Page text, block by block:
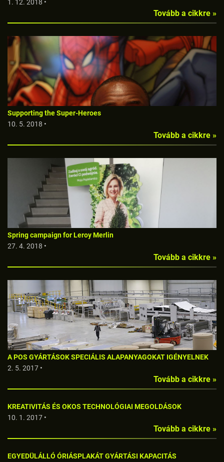
1. 12. 2018 •
Tovább a cikkre »
Supporting the Super-Heroes
10. 5. 2018 •
Tovább a cikkre »
Spring campaign for Leroy Merlin
27. 4. 2018 •
Tovább a cikkre »
A POS GYÁRTÁSOK SPECIÁLIS ALAPANYAGOKAT IGÉNYELNEK
2. 5. 2017 •
Tovább a cikkre »
KREATIVITÁS ÉS OKOS TECHNOLÓGIAI MEGOLDÁSOK
10. 1. 2017 •
Tovább a cikkre »
EGYEDÜLÁLLÓ ÓRIÁSPLAKÁT GYÁRTÁSI KAPACITÁS